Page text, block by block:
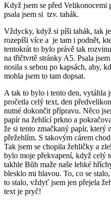
Když jsem se před Velikonocemi
psala jsem si tzv. tahák.
Vždycky, když si píši tahák, tak
rozepíši více a je tam i podnět,
tentokrát to bylo právě tak
na třičtvrtě stránky A5. Psala
nosila s sebou po kapsách, aby,
mohla jsem to tam dopsat.
A tak to bylo i tento den, vytáhla
pročetla celý text, den
nutné dokončit přípravu. Něco
papír na žehlící prkno a
že si tento zmačkaný papír, který
přežehlím. S takovým cárem
Tak jsem se chopila žehličky a
bylo moje překvapení, když celý
takhle Bůh maže naše lehké
blesklo mi hlavou. To, co se
to stalo, vždyť jsem jen přejela
text je pryč!